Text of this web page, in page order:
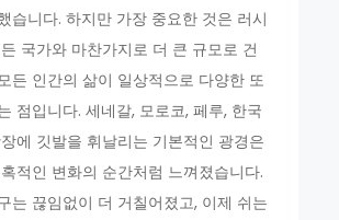
습니다. 하지만 가장 중요한 것은 러시
국가와 마찬가지로 더 큰 규모로 건
든 인간의 삶이 일상적으로 다양한 또
점입니다. 세네갈, 모로코, 페루, 한국
에 깃발을 휘날리는 기본적인 광경은
적인 변화의 순간처럼 느껴졌습니다.
는 끊임없이 더 거칠어졌고, 이제 쉬는